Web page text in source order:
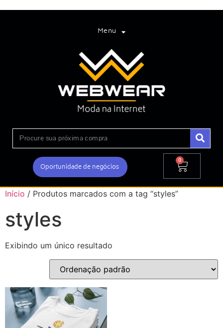
Menu
Oportunidade de negócios
0
Início / Produtos marcados com a tag “styles”
styles
Exibindo um único resultado